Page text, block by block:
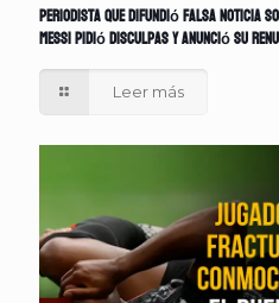
Periodista que difundió falsa noticia
Messi pidió disculpas y anunció su
Leer más